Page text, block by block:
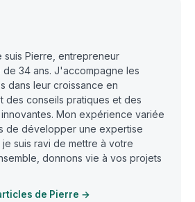
suis Pierre, entrepreneur
de 34 ans. J'accompagne les
dans leur croissance en
des conseils pratiques et des
Mon expérience variée
de développer une expertise
suis ravi de mettre à votre
donnons vie à vos projets
de Pierre →